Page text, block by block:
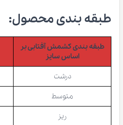
طبقه بندی محصول:
طبقه بندی کشمش آفتابی بر
اساس سایز
درشت
متوسط
ریز